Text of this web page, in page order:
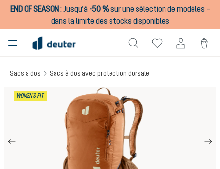
principal
END OF SEASON: Jusqu’à -50 %sur une sélection de modèles –
dans la limite des stocks disponibles
Sacs à dos Sacs à dos avec protection dorsale
WOMEN'S FIT